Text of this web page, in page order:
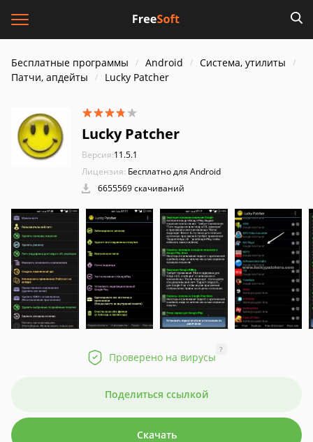
Бесплатные программы Android
Система, утилиты
Патчи, апдейты
Lucky Patcher
Lucky Patcher
Версия:11.5.1
Лицензия: Бесплатно для Android
6655569 скачиваний
Проверено на вирусы
?
Поделиться ссылкой
Скачать